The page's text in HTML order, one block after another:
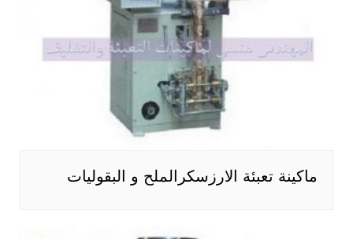
ماكينة تعبئة الارزسكرالملح و البقوليات